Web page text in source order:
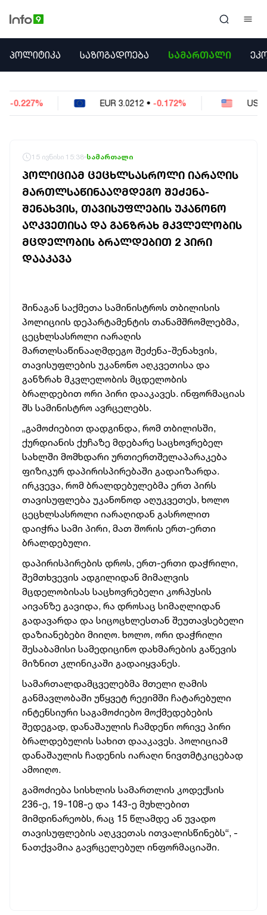
ᲞᲝᲚᲘᲢᲘᲙᲐ
ᲔᲙᲝᲜᲝᲛᲘᲙᲐ
ᲣᲪᲮᲝᲔᲗᲘ
ᲐᲛᲘᲜᲓᲘ
ᲡᲐᲛᲮᲔᲓᲠᲝ
ᲠᲔᲒᲘᲝᲜᲘ
ᲘᲜᲢᲔᲠᲕᲘᲣ
ᲑᲘᲖᲜᲔᲡᲘ
ᲞᲝᲚᲘᲢᲘᲙᲐ ᲡᲐᲖᲝᲒᲐᲓᲝᲔᲑᲐ ᲡᲐᲛᲐᲠᲗᲐᲚᲘ
3.0212 -0.172% USD 2.621 -0.05%
15 ივნისი 15:38 სამართალი
ᲞᲝᲚᲘᲪᲘᲐᲛ ᲪᲔᲪᲮᲚᲡᲐᲡᲠᲝᲚᲘ ᲘᲐᲠᲐᲦᲘᲡ
ᲛᲐᲠᲗᲚᲡᲐᲬᲘᲜᲐᲐᲦᲛᲓᲔᲒᲝ ᲨᲔᲫᲔᲜᲐ-
ᲨᲔᲜᲐᲮᲕᲘᲡ, ᲗᲐᲕᲘᲡᲣᲤᲚᲔᲑᲘᲡ ᲣᲙᲐᲜᲝᲜᲝ
ᲐᲦᲙᲕᲔᲗᲘᲡᲐ ᲓᲐ ᲒᲐᲜᲖᲠᲐᲮ ᲛᲙᲕᲚᲔᲚᲝᲑᲘᲡ
ᲛᲪᲓᲔᲚᲝᲑᲘᲡ ᲑᲠᲐᲚᲓᲔᲑᲘᲗ 2 ᲞᲘᲠᲘ
ᲓᲐᲐᲙᲐᲕᲐ
შინაგან საქმეთა სამინისტროს თბილისის
პოლიციის დეპარტამენტის თანამშრომლებმა,
ცეცხლსასროლი იარაღის
მართლსაწინააღმდეგო შეძენა-შენახვის,
თავისუფლების უკანონო აღკვეთისა და
განზრახ მკვლელობის მცდელობის
ბრალდებით ორი პირი დააკავეს. ინფორმაციას
შს სამინისტრო ავრცელებს.
„გამოძიებით დადგინდა, რომ თბილისში,
ქურდიანის ქუჩაზე მდებარე საცხოვრებელ
სახლში მომხდარი ურთიერთშელაპარაკება
ფიზიკურ დაპირისპირებაში გადაიზარდა.
ირკვევა, რომ ბრალდებულებმა ერთ პირს
თავისუფლება უკანონოდ აღუკვეთეს, ხოლო
ცეცხლსასროლი იარაღიდან გასროლით
დაიჭრა სამი პირი, მათ შორის ერთ-ერთი
ბრალდებული.
დაპირისპირების დროს, ერთ-ერთი დაჭრილი,
შემთხვევის ადგილიდან მიმალვის
მცდელობისას საცხოვრებელი კორპუსის
აივანზე გავიდა, რა დროსაც სიმაღლიდან
გადავარდა და სიცოცხლესთან შეუთავსებელი
დაზიანებები მიიღო. ხოლო, ორი დაჭრილი
შესაბამისი სამედიცინო დახმარების გაწევის
მიზნით კლინიკაში გადაიყვანეს.
სამართალდამცველებმა მთელი ღამის
განმავლობაში უწყვეტ რეჟიმში ჩატარებული
ინტენსიური საგამოძიებო მოქმედებების
შედეგად, დანაშაულის ჩამდენი ორივე პირი
ბრალდებულის სახით დააკავეს. პოლიციამ
დანაშაულის ჩადენის იარაღი ნივთმტკიცებად
ამოიღო.
გამოძიება სისხლის სამართლის კოდექსის
236-ე, 19-108-ე და 143-ე მუხლებით
მიმდინარეობს, რაც 15 წლამდე ან უვადო
თავისუფლების აღკვეთას ითვალისწინებს“, -
ნათქვამია გავრცელებულ ინფორმაციაში.